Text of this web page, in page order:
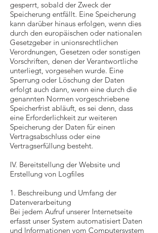
gesperrt, sobald der Zweck der
Speicherung entfällt. Eine Speicherung
kann darüber hinaus erfolgen, wenn dies
durch den europäischen oder nationalen
Gesetzgeber in unionsrechtlichen
Verordnungen, Gesetzen oder sonstigen
Vorschriften, denen der Verantwortliche
unterliegt, vorgesehen wurde. Eine
Sperrung oder Löschung der Daten
erfolgt auch dann, wenn eine durch die
genannten Normen vorgeschriebene
Speicherfrist abläuft, es sei denn, dass
eine Erforderlichkeit zur weiteren
Speicherung der Daten für einen
Vertragsabschluss oder eine
Vertragserfüllung besteht.
IV. Bereitstellung der Website und
Erstellung von Logfiles
1. Beschreibung und Umfang der
Datenverarbeitung
Bei jedem Aufruf unserer Internetseite
erfasst unser System automatisiert Daten
und Informationen vom Computersystem